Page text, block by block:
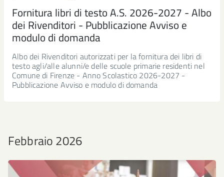
Fornitura libri di testo A.S. 2026-2027 - Albo
dei Rivenditori - Pubblicazione Avviso e
modulo di domanda
Albo dei Rivenditori autorizzati per la fornitura dei libri di
testo agli/alle alunni/e delle scuole primarie residenti nel
Comune di Firenze - Anno Scolastico 2026-2027 -
Pubblicazione Avviso e modulo di domanda
Febbraio 2026